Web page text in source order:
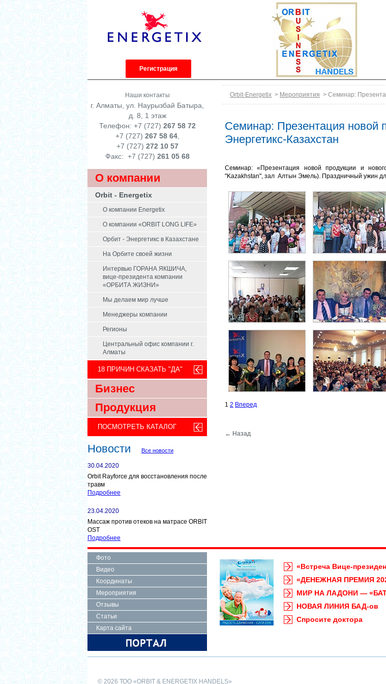
Регистрация
Наши контакты
г. Алматы, ул. Наурызбай Батыра,
д. 8, 1 этаж
Телефон: +7 (727) 267 58 72
+7 (727) 267 58 64,
+7 (727) 272 10 57
Факс: +7 (727) 261 05 68
О компании
Orbit - Energetix
О компании Energetix
О компании «ORBIT LONG LIFE»
Орбит - Энергетикс в Казахстане
На Орбите своей жизни
Интервью ГОРАНА ЯКШИЧА,
вице-президента компании
«ОРБИТА ЖИЗНИ»
Мы делаем мир лучше
Менеджеры компании
Регионы
Центральный офис компании г.
Алматы
18 ПРИЧИН СКАЗАТЬ "ДА"
Бизнес
Продукция
ПОСМОТРЕТЬ КАТАЛОГ
Новости Все новости
30.04.2020
Orbit Rayforce для восстановления после
травм
Подробнее
23.04.2020
Массаж против отеков на матрасе ORBIT
OST
Подробнее
Orbit-Energetix > Мероприятия > Семинар:
Семинар: Презентация новой
Энергетикс-Казахстан
Семинар: «Презентация новой продукции и
"Kazakhstan", зал Алтын Эмель). Праздничный ужин
1 2 Вперед
← Назад
«Встреча Вице-
«ДЕНЕЖНАЯ ПРЕМИЯ
МИР НА ЛАДОНИ —
НОВАЯ ЛИНИЯ БАД-ов
Спросите доктора
Фото
Видео
Координаты
Мероприятия
Отзывы
Статьи
Карта сайта
© 2026 ТОО «ORBIT & ENERGETIX HANDELS»